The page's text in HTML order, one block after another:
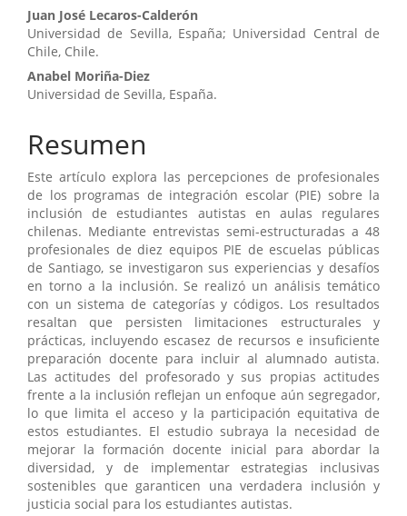
Contenido
principal
del
artículo
Juan José Lecaros-Calderón
Universidad de Sevilla, España; Universidad Central de
Chile, Chile.
Anabel Moriña-Diez
Universidad de Sevilla, España.
Resumen
Este artículo explora las percepciones de profesionales
de los programas de integración escolar (PIE) sobre la
inclusión de estudiantes autistas en aulas regulares
chilenas. Mediante entrevistas semi-estructuradas a 48
profesionales de diez equipos PIE de escuelas públicas
de Santiago, se investigaron sus experiencias y desafíos
en torno a la inclusión. Se realizó un análisis temático
con un sistema de categorías y códigos. Los resultados
resaltan que persisten limitaciones estructurales y
prácticas, incluyendo escasez de recursos e insuficiente
preparación docente para incluir al alumnado autista.
Las actitudes del profesorado y sus propias actitudes
frente a la inclusión reflejan un enfoque aún segregador,
lo que limita el acceso y la participación equitativa de
estos estudiantes. El estudio subraya la necesidad de
mejorar la formación docente inicial para abordar la
diversidad, y de implementar estrategias inclusivas
sostenibles que garanticen una verdadera inclusión y
justicia social para los estudiantes autistas.